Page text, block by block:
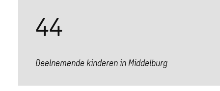
44
Deelnemende kinderen in Middelburg